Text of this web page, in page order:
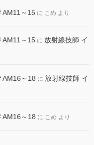
AM11～15 に こめ より
AM11～15 に 放射線技師 イ
AM16～18 に 放射線技師 イ
AM16～18 に こめ より